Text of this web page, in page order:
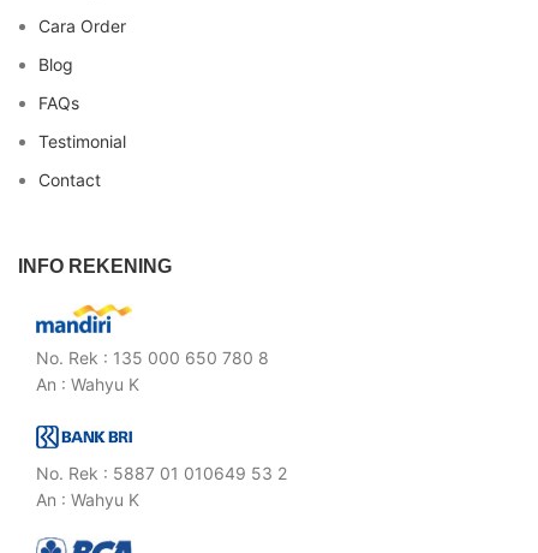
Cara Order
Blog
FAQs
Testimonial
Contact
INFO REKENING
No. Rek : 135 000 650 780 8
An : Wahyu K
No. Rek : 5887 01 010649 53 2
An : Wahyu K